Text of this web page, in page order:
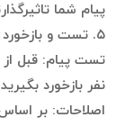
پیام شما
۵. تست و بازخورد
تست پیام: قبل از
نفر بازخورد
اصلاحات: بر اساس